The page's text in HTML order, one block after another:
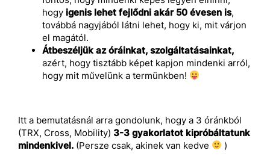
hogy igenis lehet fejlődni akár 50 évesen is,
továbbá nagyjából látni lehet, hogy ki, mit várjon
el magától.
Átbeszéljük az óráinkat, szolgáltatásainkat,
azért, hogy tisztább képet kapjon mindenki arról,
hogy mit művelünk a termünkben!
Itt a bemutatásnál arra gondolunk, hogy a 3 óránkból
(TRX, Cross, Mobility) 3-3 gyakorlatot kipróbáltatunk
mindenkivel. (Persze csak, akinek van kedve )